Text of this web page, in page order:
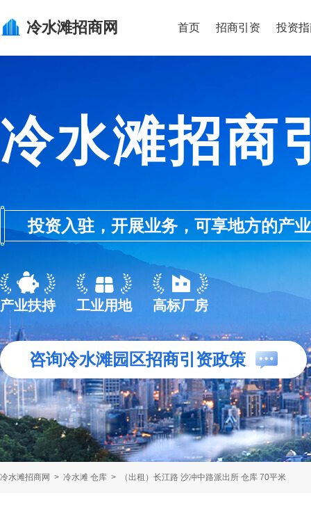
冷水滩招商网 首页 招商引资 投资
冷水滩招商
投资入驻，开展业务，可享地方的产
产业扶持 工业用地 高标厂房
咨询冷水滩园区招商引资政策
冷水滩招商网 > 冷水滩 仓库 > （出租）长江路 沙冲中路派出所 仓库 70平米